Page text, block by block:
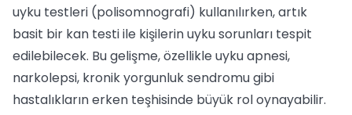
uyku testleri (polisomnografi) kullanılırken, artık
basit bir kan testi ile kişilerin uyku sorunları tespit
edilebilecek. Bu gelişme, özellikle uyku apnesi,
narkolepsi, kronik yorgunluk sendromu gibi
hastalıkların erken teşhisinde büyük rol oynayabilir.